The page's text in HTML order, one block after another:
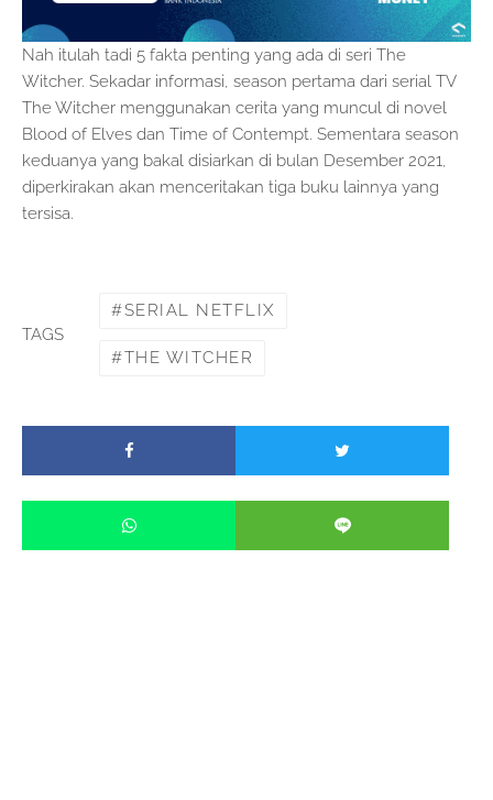
Nah itulah tadi 5 fakta penting yang ada di seri The
Witcher. Sekadar informasi, season pertama dari serial TV
The Witcher menggunakan cerita yang muncul di novel
Blood of Elves dan Time of Contempt. Sementara season
keduanya yang bakal disiarkan di bulan Desember 2021,
diperkirakan akan menceritakan tiga buku lainnya yang
tersisa.
TAGS
SERIAL NETFLIX
THE WITCHER